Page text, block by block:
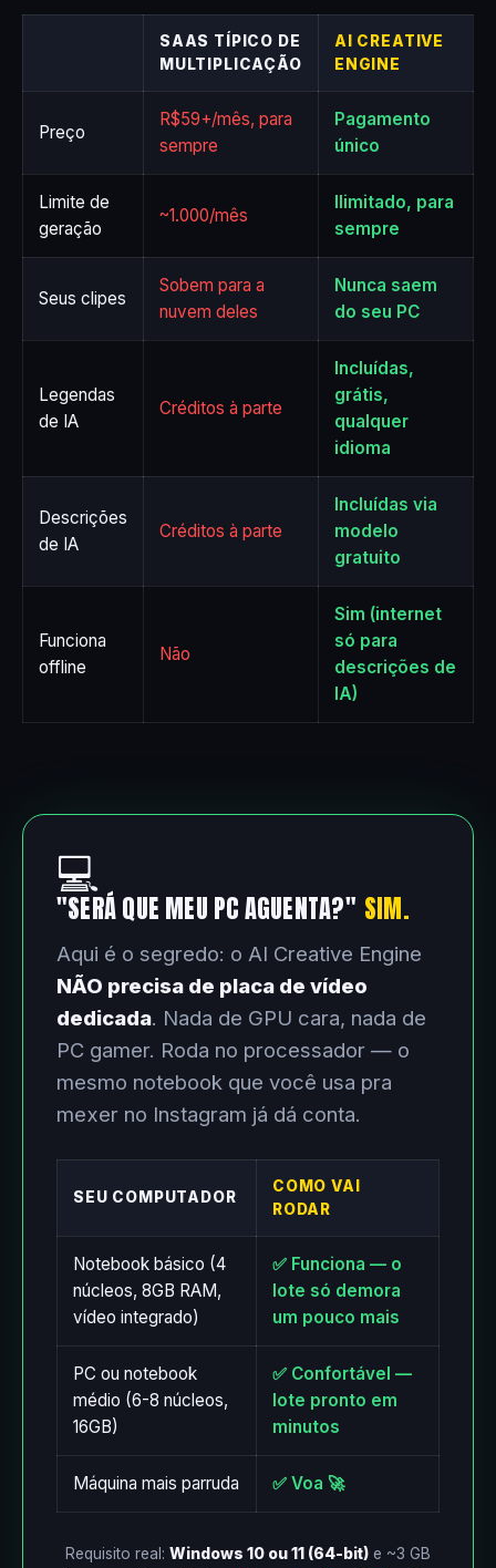
SAAS TÍPICO DE
MULTIPLICAÇÃO
AI CREATIVE
ENGINE
Preço
R$59+/mês, para
sempre
Pagamento
único
Limite de
geração
~1.000/mês
Ilimitado, para
sempre
Seus clipes
Sobem para a
nuvem deles
Nunca saem
do seu PC
Legendas
de IA
Créditos à parte
Incluídas,
grátis,
qualquer
idioma
Descrições
de IA
Créditos à parte
Incluídas via
modelo
gratuito
Funciona
offline
Não
Sim (internet
só para
descrições de
IA)
💻
"SERÁ QUE MEU PC AGUENTA?" SIM.
Aqui é o segredo: o AI Creative Engine
NÃO precisa de placa de vídeo
dedicada. Nada de GPU cara, nada de
PC gamer. Roda no processador — o
mesmo notebook que você usa pra
mexer no Instagram já dá conta.
SEU COMPUTADOR
COMO VAI
RODAR
Notebook básico (4
núcleos, 8GB RAM,
vídeo integrado)
✅ Funciona — o
lote só demora
um pouco mais
PC ou notebook
médio (6-8 núcleos,
16GB)
✅ Confortável —
lote pronto em
minutos
Máquina mais parruda ✅ Voa 🚀
Requisito real: Windows 10 ou 11 (64-bit) e ~3 GB